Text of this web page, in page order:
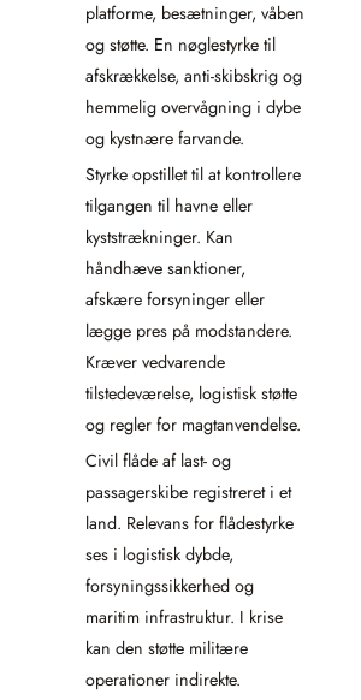
platforme, besætninger, våben
og støtte. En nøglestyrke til
afskrækkelse, anti-skibskrig og
hemmelig overvågning i dybe
og kystnære farvande.
Styrke opstillet til at kontrollere
tilgangen til havne eller
kyststrækninger. Kan
håndhæve sanktioner,
afskære forsyninger eller
lægge pres på modstandere.
Kræver vedvarende
tilstedeværelse, logistisk støtte
og regler for magtanvendelse.
Civil flåde af last- og
passagerskibe registreret i et
land. Relevans for flådestyrke
ses i logistisk dybde,
forsyningssikkerhed og
maritim infrastruktur. I krise
kan den støtte militære
operationer indirekte.